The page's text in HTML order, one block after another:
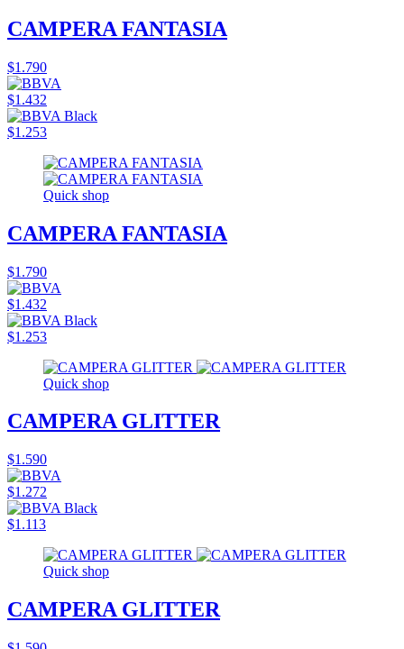
CAMPERA FANTASIA
$1.790
$1.432
$1.253
Quick shop
CAMPERA FANTASIA
$1.790
$1.432
$1.253
Quick shop
CAMPERA GLITTER
$1.590
$1.272
$1.113
Quick shop
CAMPERA GLITTER